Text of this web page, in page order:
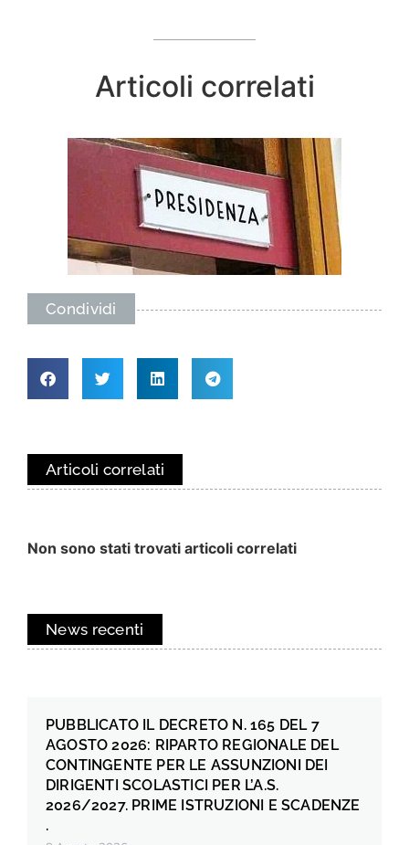
Articoli correlati
Condividi
Articoli correlati
Non sono stati trovati articoli correlati
News recenti
PUBBLICATO IL DECRETO N. 165 DEL 7
AGOSTO 2026: RIPARTO REGIONALE DEL
CONTINGENTE PER LE ASSUNZIONI DEI
DIRIGENTI SCOLASTICI PER L’A.S.
2026/2027. PRIME ISTRUZIONI E SCADENZE
.